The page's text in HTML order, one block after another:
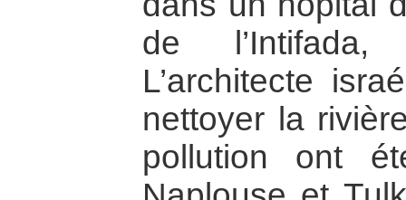
de
L’architecte
nettoyer la
pollution ont